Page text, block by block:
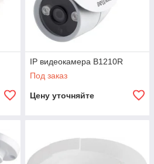
IP видеокамера B1210R
Под заказ
Цену уточняйте